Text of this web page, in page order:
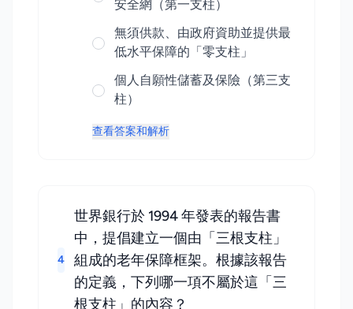
安全網（第一支柱）
無須供款、由政府資助並提供最
低水平保障的「零支柱」
個人自願性儲蓄及保險（第三支
柱）
查看答案和解析
4
世界銀行於 1994 年發表的報告書
中，提倡建立一個由「三根支柱」
組成的老年保障框架。根據該報告
的定義，下列哪一項不屬於這「三
根支柱」的內容？